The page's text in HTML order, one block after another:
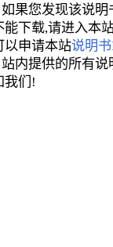
如果您发现该说明
能下载,请进入本
以申请本站说明
站内提供的所有
我们!